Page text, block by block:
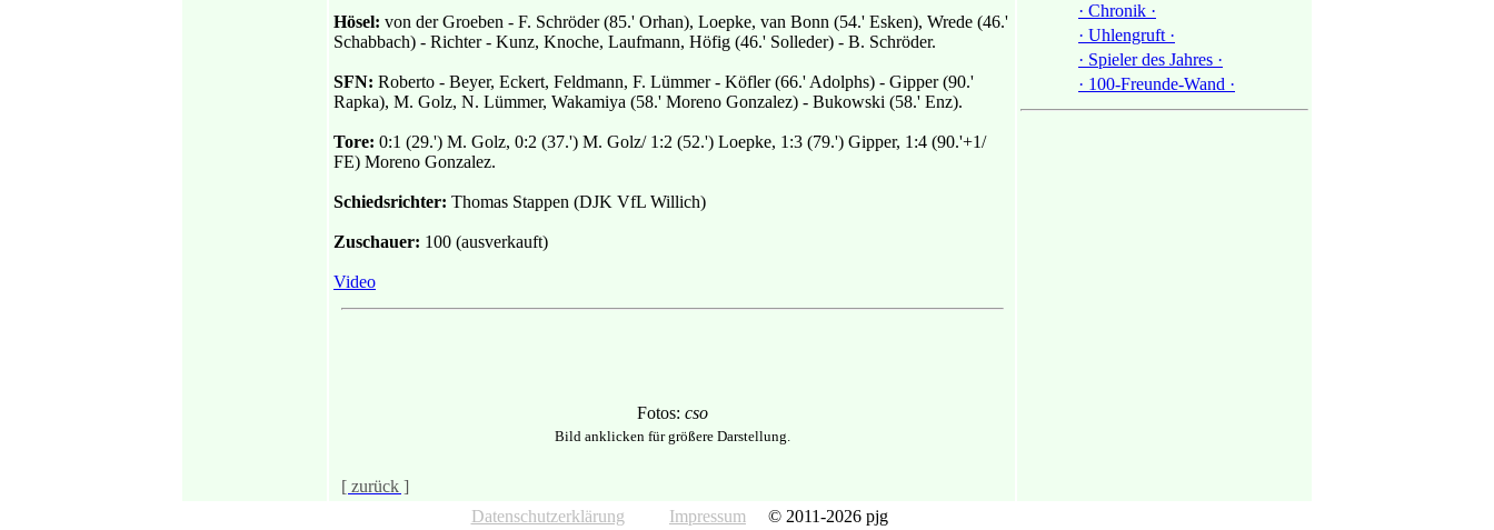
Hösel: von der Groeben - F. Schröder (85.' Orhan), Loepke, van Bonn (54.' Esken), Wrede (46.'
Schabbach) - Richter - Kunz, Knoche, Laufmann, Höfig (46.' Solleder) - B. Schröder.
SFN: Roberto - Beyer, Eckert, Feldmann, F. Lümmer - Köfler (66.' Adolphs) - Gipper (90.'
Rapka), M. Golz, N. Lümmer, Wakamiya (58.' Moreno Gonzalez) - Bukowski (58.' Enz).
Tore: 0:1 (29.') M. Golz, 0:2 (37.') M. Golz/ 1:2 (52.') Loepke, 1:3 (79.') Gipper, 1:4 (90.'+1/
FE) Moreno Gonzalez.
Schiedsrichter: Thomas Stappen (DJK VfL Willich)
Zuschauer: 100 (ausverkauft)
Video
Fotos: cso
Bild anklicken für größere Darstellung.
[ zurück ]
· Chronik ·
· Uhlengruft ·
· Spieler des Jahres ·
· 100-Freunde-Wand ·
Datenschutzerklärung Impressum © 2011-2026 pjg